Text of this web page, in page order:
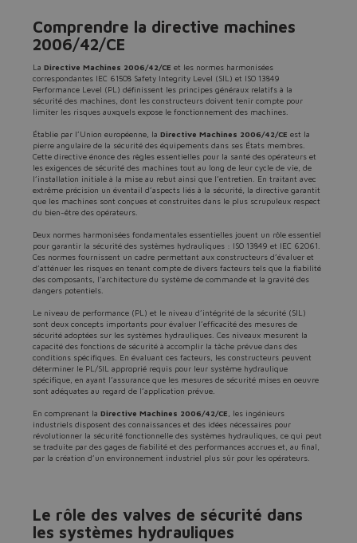
Comprendre la directive machines
2006/42/CE
LaDirective Machines 2006/42/CE et les normes harmonisées
correspondantes IEC 61508 Safety Integrity Level (SIL) et ISO 13849
Performance Level (PL) définissent les principes généraux relatifs à la
sécurité des machines, dont les constructeurs doivent tenir compte pour
limiter les risques auxquels expose le fonctionnement des machines.
Établie par l’Union européenne, laDirective Machines 2006/42/CE est la
pierre angulaire de la sécurité des équipements dans ses États membres.
Cette directive énonce des règles essentielles pour la santé des opérateurs et
les exigences de sécurité des machines tout au long de leur cycle de vie, de
l’installation initiale à la mise au rebut ainsi que l’entretien. En traitant avec
extrême précision un éventail d’aspects liés à la sécurité, la directive garantit
que les machines sont conçues et construites dans le plus scrupuleux respect
du bien-être des opérateurs.
Deux normes harmonisées fondamentales essentielles jouent un rôle essentiel
pour garantir la sécurité des systèmes hydrauliques : ISO 13849 et IEC 62061.
Ces normes fournissent un cadre permettant aux constructeurs d’évaluer et
d’atténuer les risques en tenant compte de divers facteurs tels que la fiabilité
des composants, l’architecture du système de commande et la gravité des
dangers potentiels.
Le niveau de performance (PL) et le niveau d’intégrité de la sécurité (SIL)
sont deux concepts importants pour évaluer l’efficacité des mesures de
sécurité adoptées sur les systèmes hydrauliques. Ces niveaux mesurent la
capacité des fonctions de sécurité à accomplir la tâche prévue dans des
conditions spécifiques. En évaluant ces facteurs, les constructeurs peuvent
déterminer le PL/SIL approprié requis pour leur système hydraulique
spécifique, en ayant l’assurance que les mesures de sécurité mises en oeuvre
sont adéquates au regard de l’application prévue.
En comprenant laDirective Machines 2006/42/CE
, les ingénieurs
industriels disposent des connaissances et des idées nécessaires pour
révolutionner la sécurité fonctionnelle des systèmes hydrauliques, ce qui peut
se traduite par des gages de fiabilité et des performances accrues et, au final,
par la création d’un environnement industriel plus sûr pour les opérateurs.
Le rôle des valves de sécurité dans
les systèmes hydrauliques